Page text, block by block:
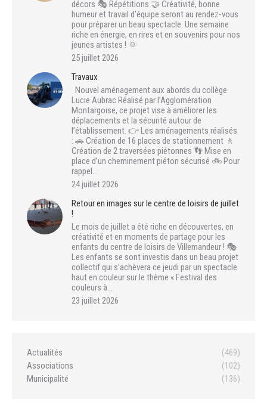
décors 🎭 Répétitions 🤝 Créativité, bonne
humeur et travail d’équipe seront au rendez-vous
pour préparer un beau spectacle. Une semaine
riche en énergie, en rires et en souvenirs pour nos
jeunes artistes ! 🌞
25 juillet 2026
Travaux
Nouvel aménagement aux abords du collège
Lucie Aubrac Réalisé par l’Agglomération
Montargoise, ce projet vise à améliorer les
déplacements et la sécurité autour de
l’établissement. 👉 Les aménagements réalisés
: 🚗 Création de 16 places de stationnement 🚶
Création de 2 traversées piétonnes 👣 Mise en
place d’un cheminement piéton sécurisé 🚲 Pour
rappel…
24 juillet 2026
Retour en images sur le centre de loisirs de juillet
!
Le mois de juillet a été riche en découvertes, en
créativité et en moments de partage pour les
enfants du centre de loisirs de Villemandeur ! 🎭
Les enfants se sont investis dans un beau projet
collectif qui s’achèvera ce jeudi par un spectacle
haut en couleur sur le thème « Festival des
couleurs à…
23 juillet 2026
Actualités
(469)
Associations
(102)
Municipalité
(136)